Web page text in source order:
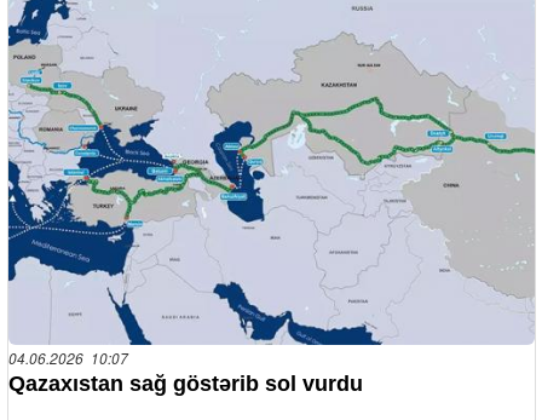
04.06.2026 10:07
Qazaxıstan sağ göstərib sol vurdu